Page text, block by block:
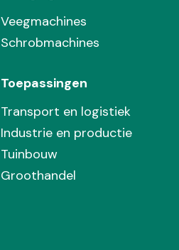
Veegmachines
Schrobmachines
Toepassingen
Transport en logistiek
Industrie en productie
Tuinbouw
Groothandel